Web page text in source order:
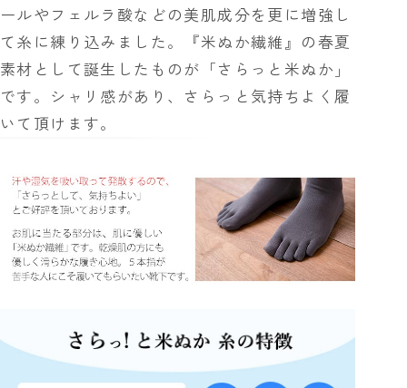
ールやフェルラ酸などの美肌成分を更に増強し
て糸に練り込みました。『米ぬか繊維』の春夏
素材として誕生したものが「さらっと米ぬか」
です。シャリ感があり、さらっと気持ちよく履
いて頂けます。